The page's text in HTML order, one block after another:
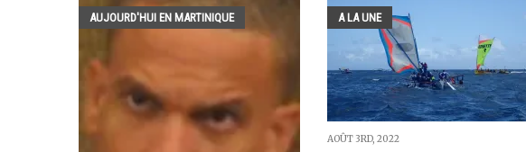
AUJOURD'HUI EN MARTINIQUE A LA UNE
AOÛT 3RD, 2022